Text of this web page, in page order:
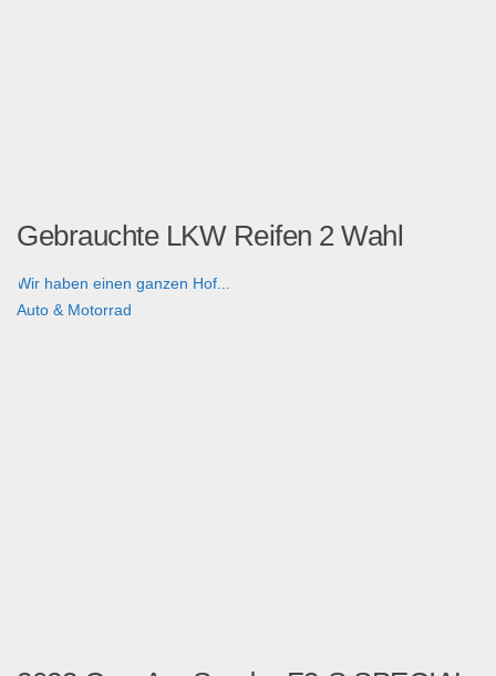
Gebrauchte LKW Reifen 2 Wahl
Wir haben einen ganzen Hof...
Auto & Motorrad